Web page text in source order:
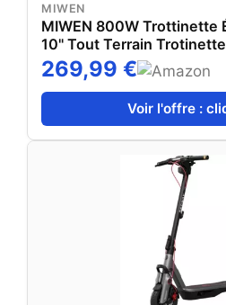
MIWEN
MIWEN 800W Trottinette
10" Tout Terrain
Autonomie 30-
Escooter Double
Scooter Charge 120kg
269,99 €
Voir l'offre :